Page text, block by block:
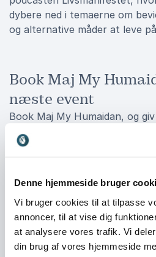
Denne hjemmeside bruger
Vi bruger cookies til at tilpasse
annoncer, til at vise dig
at analysere vores trafik. Vi
din brug af vores hjemmeside
dybere ned i temaerne om
og alternative måder at leve
Book Maj My
næste event
Book Maj My Humaidan, og
oplevelse, der både udfordrer
kærlig provokation, skarpe
kan spejle sig i. Hendes oplæg
arbejdsliv og privatliv samt en
kan skabe forandring i vores
spørgsmål og træffe bevidste